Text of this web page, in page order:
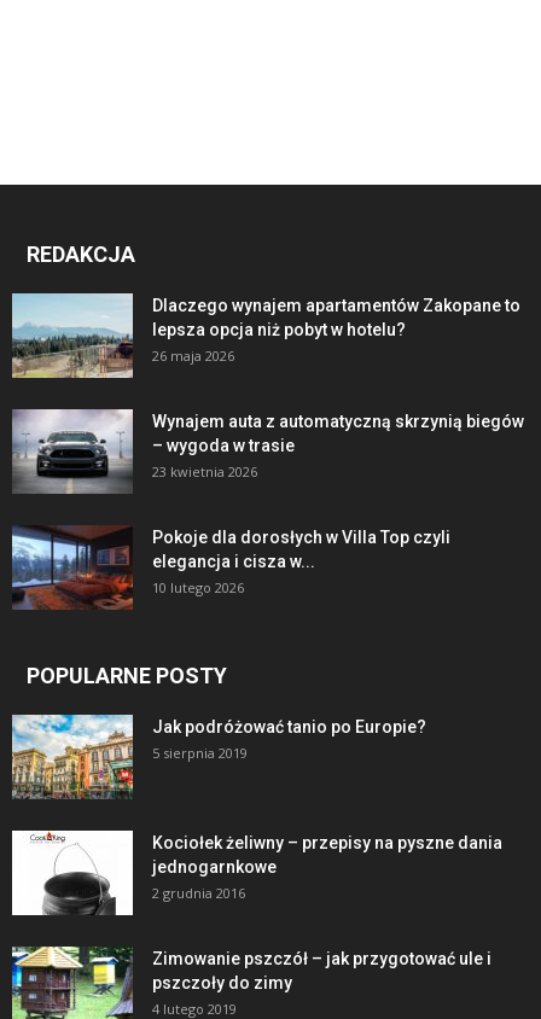
REDAKCJA
Dlaczego wynajem apartamentów Zakopane to
lepsza opcja niż pobyt w hotelu?
26 maja 2026
Wynajem auta z automatyczną skrzynią biegów
– wygoda w trasie
23 kwietnia 2026
Pokoje dla dorosłych w Villa Top czyli
elegancja i cisza w...
10 lutego 2026
POPULARNE POSTY
Jak podróżować tanio po Europie?
5 sierpnia 2019
Kociołek żeliwny – przepisy na pyszne dania
jednogarnkowe
2 grudnia 2016
Zimowanie pszczół – jak przygotować ule i
pszczoły do zimy
4 lutego 2019